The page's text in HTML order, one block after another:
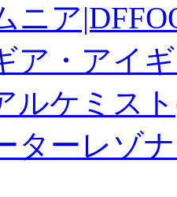
ニア
ア・アイ
ルケミス
ターレゾ